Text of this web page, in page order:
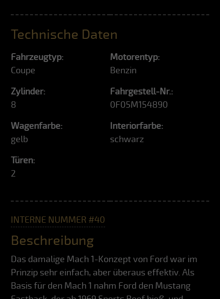
Technische Daten
Fahrzeugtyp:
Coupe
Motorentyp:
Benzin
Zylinder:
8
Fahrgestell-Nr.:
0F05M154890
Wagenfarbe:
gelb
Interiorfarbe:
schwarz
Türen:
2
INTERNE NUMMER #40
Beschreibung
Das damalige Mach 1-Konzept von Ford war im
Prinzip sehr einfach, aber überaus effektiv. Als
Basis für den Mach 1 nahm Ford den Mustang